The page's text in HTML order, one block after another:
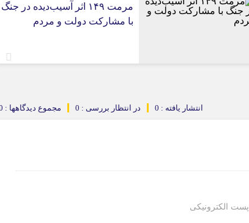
مرمت ۱۴۹ اثر آسیب‌دیده در جنگ
با مشارکت دولت و مردم
مجموع دیدگاهها : 0 در انتظار بررسی : 0 انتشار یافته : 0
پست الکترونیکی